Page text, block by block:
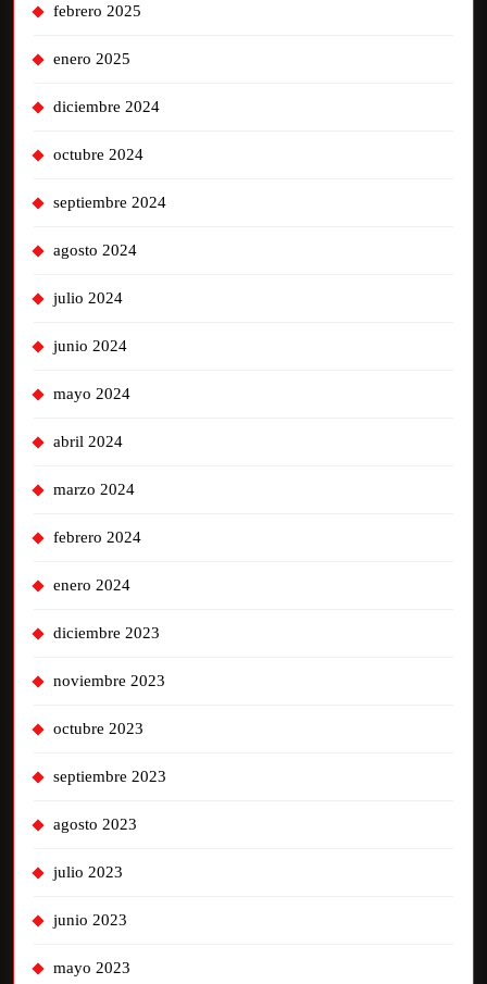
febrero 2025
enero 2025
diciembre 2024
octubre 2024
septiembre 2024
agosto 2024
julio 2024
junio 2024
mayo 2024
abril 2024
marzo 2024
febrero 2024
enero 2024
diciembre 2023
noviembre 2023
octubre 2023
septiembre 2023
agosto 2023
julio 2023
junio 2023
mayo 2023